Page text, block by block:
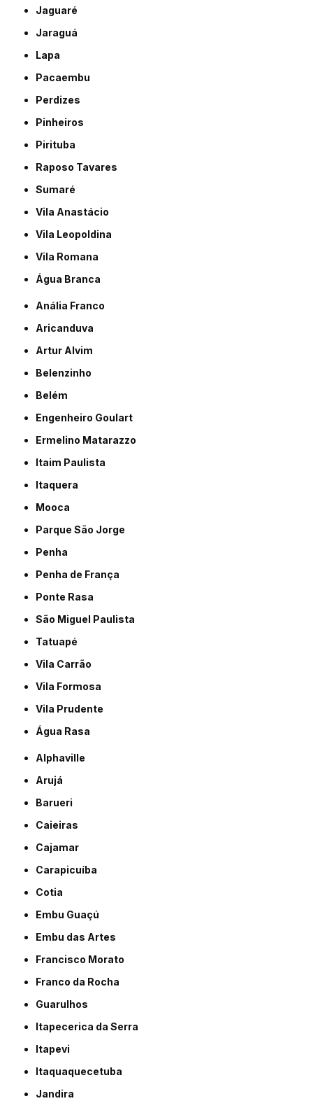
Jaguaré
Jaraguá
Lapa
Pacaembu
Perdizes
Pinheiros
Pirituba
Raposo Tavares
Sumaré
Vila Anastácio
Vila Leopoldina
Vila Romana
Água Branca
Anália Franco
Aricanduva
Artur Alvim
Belenzinho
Belém
Engenheiro Goulart
Ermelino Matarazzo
Itaim Paulista
Itaquera
Mooca
Parque São Jorge
Penha
Penha de França
Ponte Rasa
São Miguel Paulista
Tatuapé
Vila Carrão
Vila Formosa
Vila Prudente
Água Rasa
Alphaville
Arujá
Barueri
Caieiras
Cajamar
Carapicuíba
Cotia
Embu Guaçú
Embu das Artes
Francisco Morato
Franco da Rocha
Guarulhos
Itapecerica da Serra
Itapevi
Itaquaquecetuba
Jandira